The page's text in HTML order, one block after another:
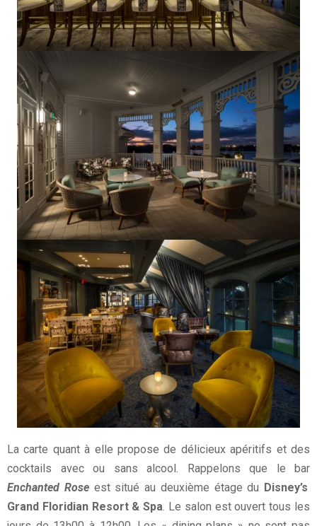
La carte quant à elle propose de délicieux apéritifs et des
cocktails avec ou sans alcool. Rappelons que le bar
Enchanted Roseest situé au deuxième étage du Disney’s
Grand Floridian Resort & Spa. Le salon est ouvert tous les